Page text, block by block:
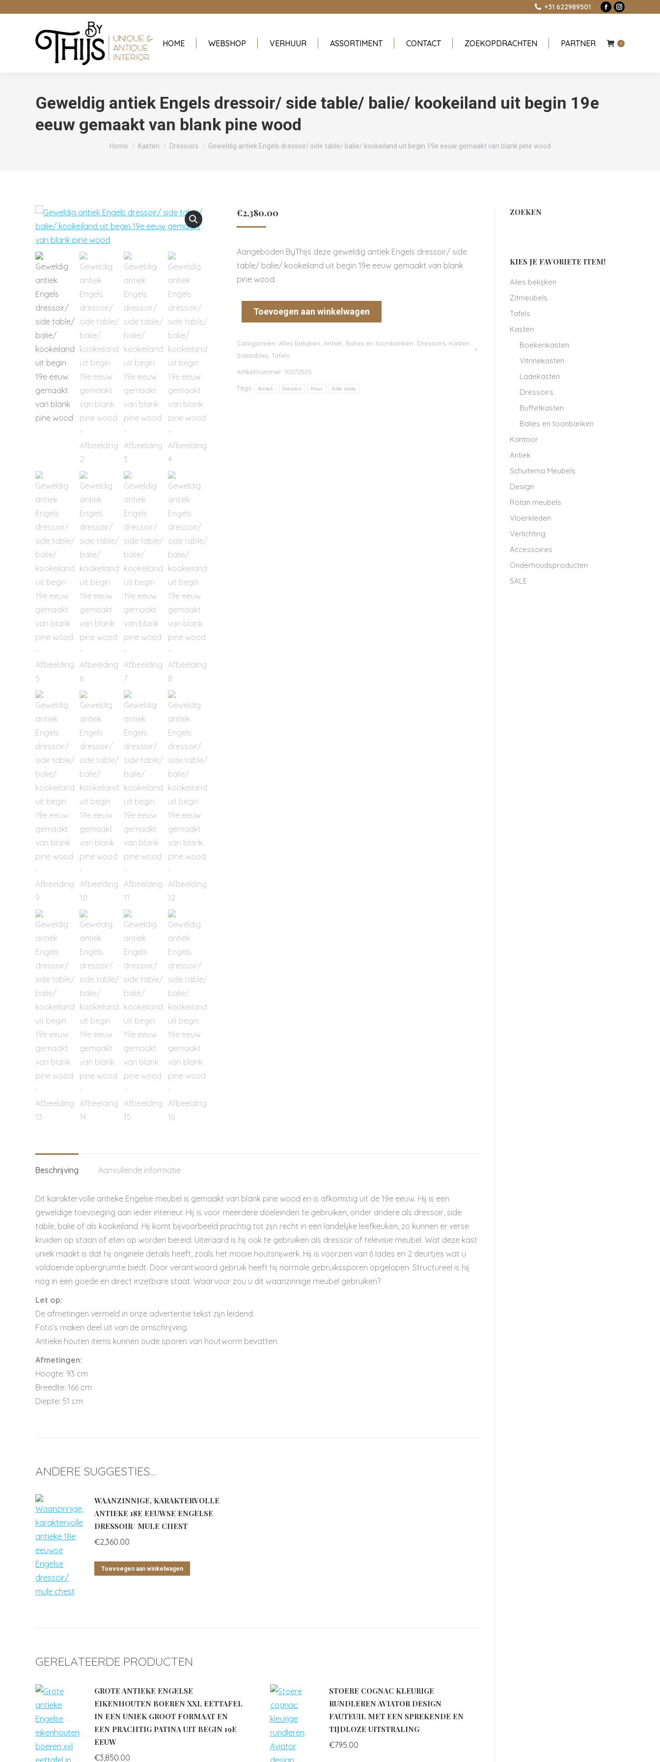
+31 622989501
Facebook
in
Instagram
in
HOME WEBSHOP VERHUUR ASSORTIMENT CONTACT ZOEKOPDRACHTEN PARTNER 0
Geweldig antiek Engels dressoir/ side table/ balie/ kookeiland uit begin 19e
eeuw gemaakt van blank pine wood
Je bent hier:
Home Kasten Dressoirs Geweldig antiek Engels dressoir/ side table/ balie/ kookeiland uit begin 19e eeuw gemaakt van blank pine wood
€2,380.00
Aangeboden ByThijs deze geweldig antiek Engels dressoir/ side
table/ balie/ kookeiland uit begin 19e eeuw gemaakt van blank
pine wood.
Toevoegen aan winkelwagen
Categorieën: Alles bekijken Antiek Balies en toonbanken Dressoirs Kasten
Sidetables Tafels
Artikelnummer: 10072505
Tags: Antiek Dressoir Hout Side table
Beschrijving Aanvullende informatie
Dit karaktervolle antieke Engelse meubel is gemaakt van blank pine wood en is afkomstig uit de 19e eeuw. Hij is een
geweldige toevoeging aan ieder interieur. Hij is voor meerdere doeleinden te gebruiken, onder andere als dressoir, side
table, balie of als kookeiland. Hij komt bijvoorbeeld prachtig tot zijn recht in een landelijke leefkeuken, zo kunnen er verse
kruiden op staan of eten op worden bereid. Uiteraard is hij ook te gebruiken als dressoir of televisie meubel. Wat deze kast
uniek maakt is dat hij originele details heeft, zoals het mooie houtsnijwerk. Hij is voorzien van 6 lades en 2 deurtjes wat u
voldoende opbergruimte biedt. Door verantwoord gebruik heeft hij normale gebruikssporen opgelopen. Structureel is hij
nog in een goede en direct inzetbare staat. Waarvoor zou u dit waanzinnige meubel gebruiken?
Let op:
De afmetingen vermeld in onze advertentie tekst zijn leidend.
Foto’s maken deel uit van de omschrijving.
Antieke houten items kunnen oude sporen van houtworm bevatten.
Afmetingen:
Hoogte: 93 cm
Breedte: 166 cm
Diepte: 51 cm
ANDERE SUGGESTIES…
WAANZINNIGE, KARAKTERVOLLE
ANTIEKE 18E EEUWSE ENGELSE
DRESSOIR/ MULE CHEST
€2,360.00
Toevoegen aan winkelwagen
GERELATEERDE PRODUCTEN
GROTE ANTIEKE ENGELSE
EIKENHOUTEN BOEREN XXL EETTAFEL
IN EEN UNIEK GROOT FORMAAT EN
EEN PRACHTIG PATINA UIT BEGIN 19E
EEUW
€3,850.00
STOERE COGNAC KLEURIGE
RUNDLEREN AVIATOR DESIGN
FAUTEUIL MET EEN SPREKENDE EN
TIJDLOZE UITSTRALING
€795.00
ZOEKEN
KIES JE FAVORIETE ITEM!
Alles bekijken
Zitmeubels
Tafels
Kasten
Boekenkasten
Vitrinekasten
Ladekasten
Dressoirs
Buffetkasten
Balies en toonbanken
Kantoor
Antiek
Schuitema Meubels
Design
Rotan meubels
Vloerkleden
Verlichting
Accessoires
Onderhoudsproducten
SALE